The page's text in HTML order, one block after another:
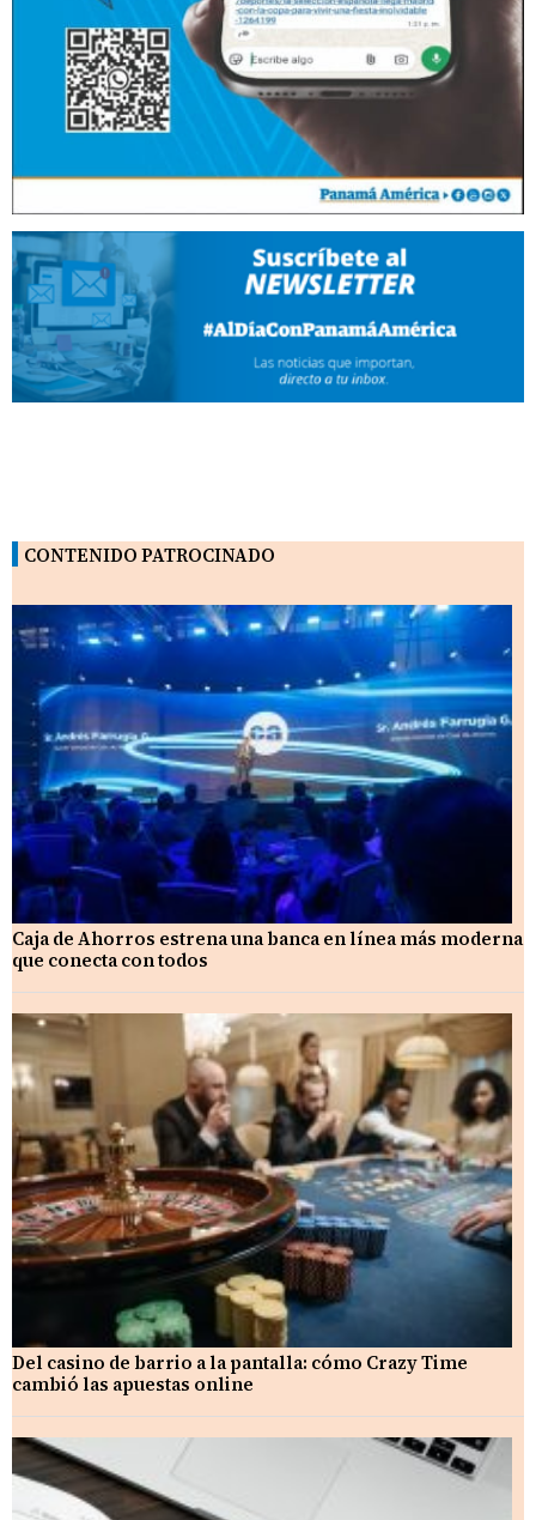
CONTENIDO PATROCINADO
Caja de Ahorros estrena una banca en línea más moderna
que conecta con todos
Del casino de barrio a la pantalla: cómo Crazy Time
cambió las apuestas online